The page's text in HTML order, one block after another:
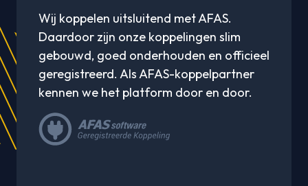
Wij koppelen uitsluitend met AFAS.
Daardoor zijn onze koppelingen slim
gebouwd, goed onderhouden en officieel
geregistreerd. Als AFAS-koppelpartner
kennen we het platform door en door.